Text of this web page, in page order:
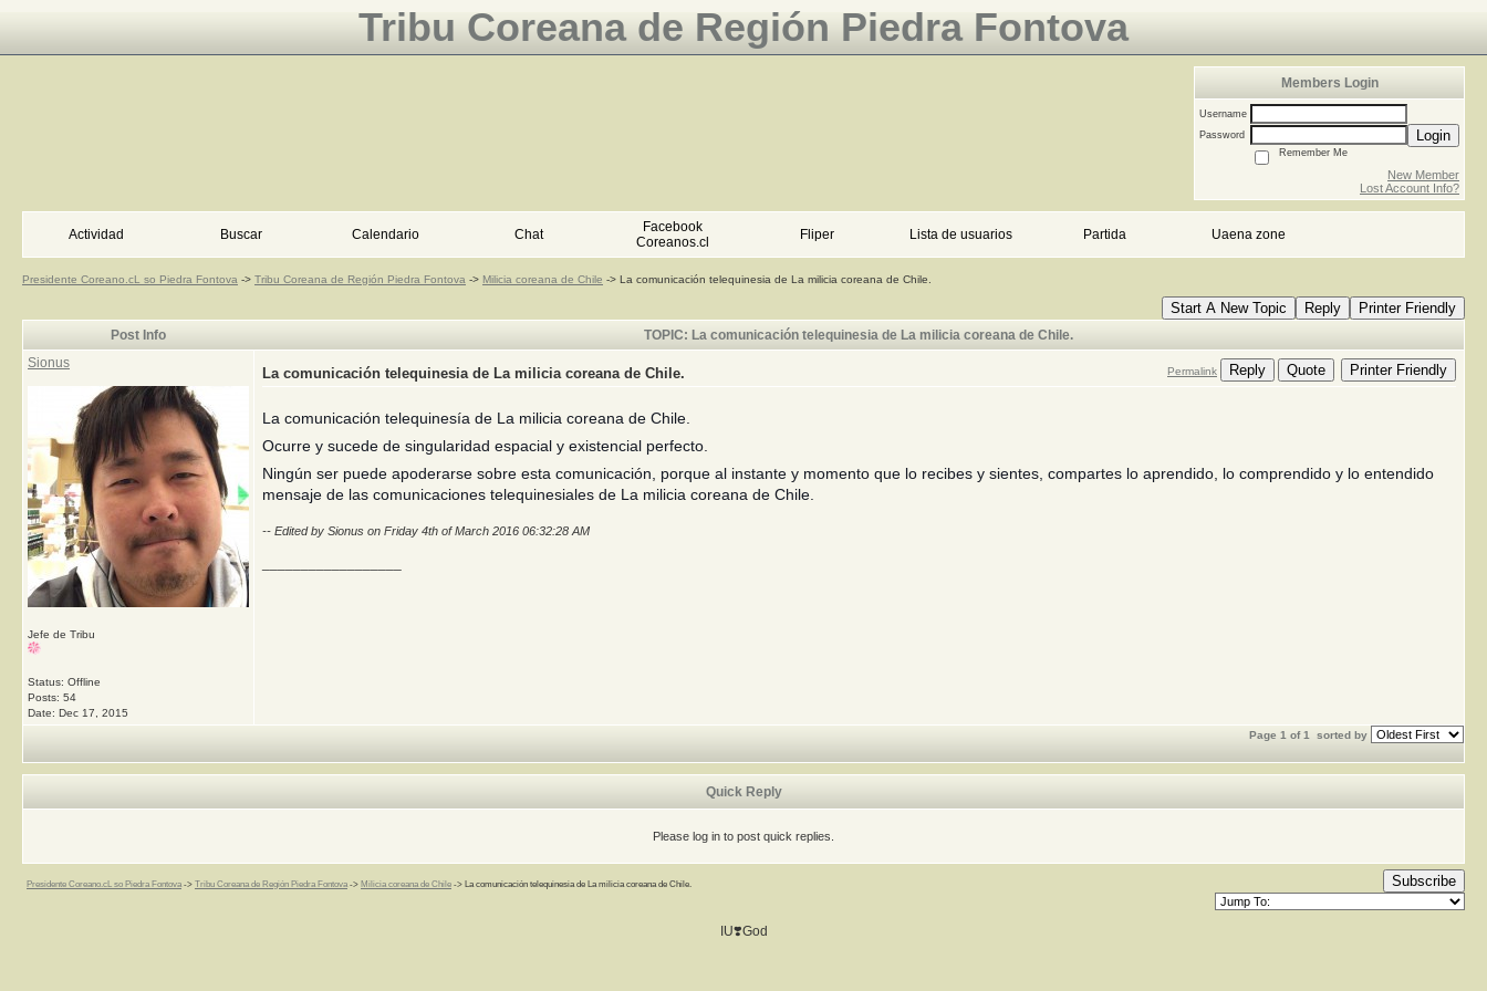
Tribu Coreana de Región Piedra Fontova
Members Login
Username
Password
Login
Remember Me
New Member
Lost Account Info?
Actividad Buscar Calendario Chat
Facebook
Coreanos.cl
Fliper Lista de usuarios Partida Uaena zone
Presidente Coreano.cL so Piedra Fontova -> Tribu Coreana de Región Piedra Fontova -> Milicia coreana de Chile -> La comunicación telequinesia de La milicia coreana de Chile.
Start A New Topic Reply Printer Friendly
Post Info
TOPIC: La comunicación telequinesia de La milicia coreana de Chile.
Sionus
Jefe de Tribu
Status: Offline
Posts: 54
Date: Dec 17, 2015
La comunicación telequinesia de La milicia coreana de Chile. Permalink Reply Quote Printer Friendly
La comunicación telequinesía de La milicia coreana de Chile.
Ocurre y sucede de singularidad espacial y existencial perfecto.
Ningún ser puede apoderarse sobre esta comunicación, porque al instante y momento que lo recibes y sientes, compartes lo aprendido, lo comprendido y lo entendido
mensaje de las comunicaciones telequinesiales de La milicia coreana de Chile.
-- Edited by Sionus on Friday 4th of March 2016 06:32:28 AM
Page 1 of 1 sorted by
Quick Reply
Please log in to post quick replies.
Presidente Coreano.cL so Piedra Fontova-> Tribu Coreana de Región Piedra Fontova-> Milicia coreana de Chile -> La comunicación telequinesia de La milicia coreana de Chile. Subscribe
IU❣️God